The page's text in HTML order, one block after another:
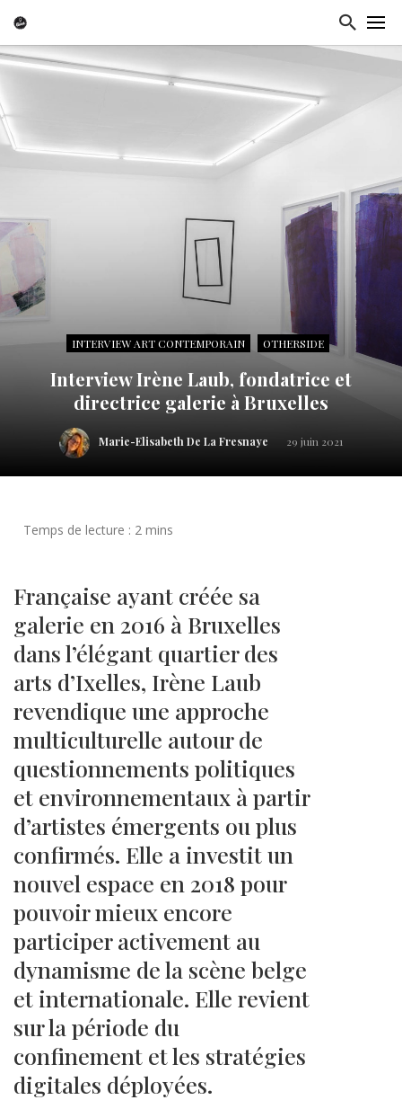
INTERVIEW ART CONTEMPORAIN OTHERSIDE
Interview Irène Laub, fondatrice et
directrice galerie à Bruxelles
Marie-Elisabeth De La Fresnaye 29 juin 2021
Française ayant créée sa
galerie en 2016 à Bruxelles
dans l’élégant quartier des
arts d’Ixelles, Irène Laub
revendique une approche
multiculturelle autour de
questionnements politiques
et environnementaux à partir
d’artistes émergents ou plus
confirmés. Elle a investit un
nouvel espace en 2018 pour
pouvoir mieux encore
participer activement au
dynamisme de la scène belge
et internationale. Elle revient
sur la période du
confinement et les stratégies
digitales déployées.